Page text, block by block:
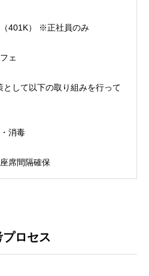
401K） ※正社員のみ
ェ
として以下の取り組みを行って
消毒
席間隔確保
プロセス